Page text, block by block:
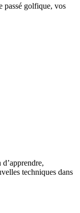
passé golfique, vos
techniques dans